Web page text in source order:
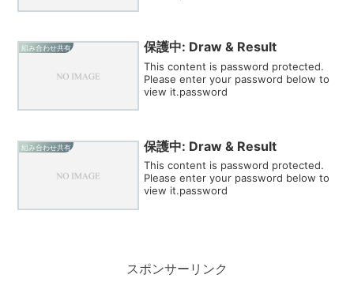
組み合わせ共有 保護中: Draw & Result
This content is password protected.
Please enter your password below to
view it.password
組み合わせ共有 保護中: Draw & Result
This content is password protected.
Please enter your password below to
view it.password
スポンサーリンク